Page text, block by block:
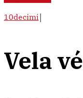
10decimi
Vela